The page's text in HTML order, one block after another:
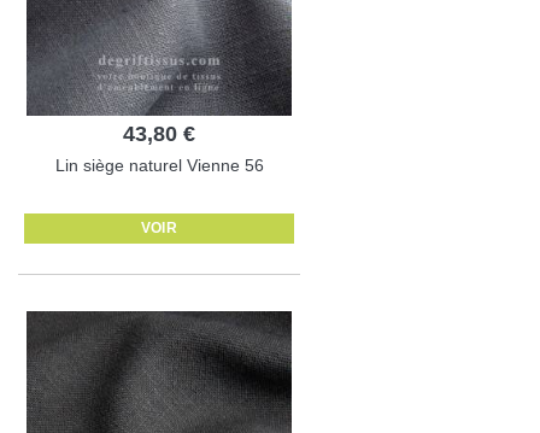
43,80 €
Lin siège naturel Vienne 56
VOIR